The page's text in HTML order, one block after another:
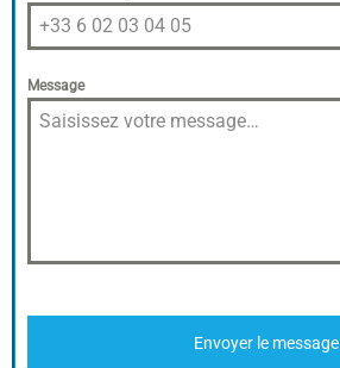
Message
Envoyer le message